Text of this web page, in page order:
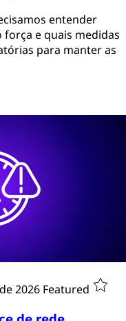
entender
e quais medidas
para manter as
2026 Featured